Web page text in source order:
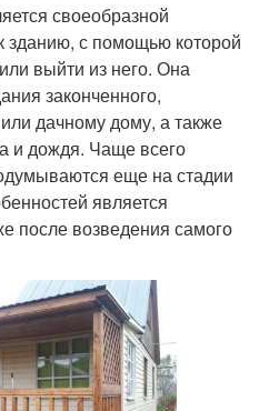
своеобразной
зданию, с помощью которой
выйти из него. Она
законченного,
дачному дому, а также
и дождя. Чаще всего
еще на стадии
является
после возведения самого